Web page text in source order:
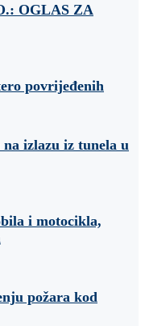
OGLAS ZA
povrijeđenih
izlazu iz tunela u
i motocikla,
požara kod